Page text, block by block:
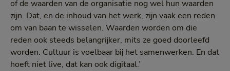
of de waarden van de organisatie nog wel hun waarden
zijn. Dat, en de inhoud van het werk, zijn vaak een reden
om van baan te wisselen. Waarden worden om die
reden ook steeds belangrijker, mits ze goed doorleefd
worden. Cultuur is voelbaar bij het samenwerken. En dat
hoeft niet live, dat kan ook digitaal.’